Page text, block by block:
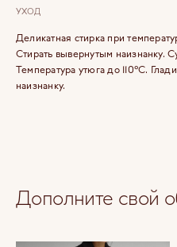
УХОД
Деликатная стирка при
Стирать вывернутым наизнанку.
Температура утюга до 110°C.
наизнанку.
Дополните свой